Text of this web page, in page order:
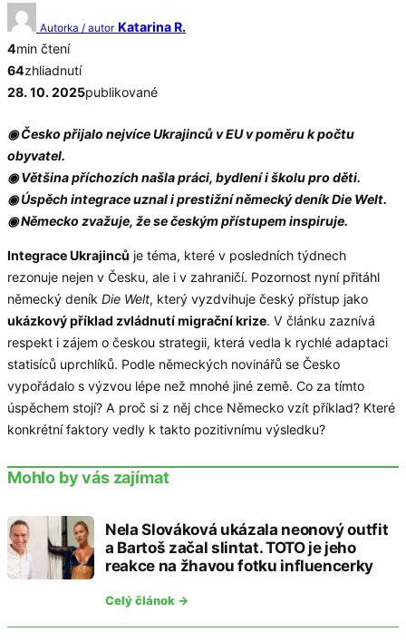
Autorka / autor Katarina R.
4min čtení
64zhliadnutí
28. 10. 2025publikované
◉ Česko přijalo nejvíce Ukrajinců v EU v poměru k počtu
obyvatel.
◉ Většina příchozích našla práci, bydlení i školu pro děti.
◉ Úspěch integrace uznal i prestižní německý deník Die Welt.
◉ Německo zvažuje, že se českým přístupem inspiruje.
Integrace Ukrajinců je téma, které v posledních týdnech
rezonuje nejen v Česku, ale i v zahraničí. Pozornost nyní přitáhl
německý deník Die Welt, který vyzdvihuje český přístup jako
ukázkový příklad zvládnutí migrační krize. V článku zaznívá
respekt i zájem o českou strategii, která vedla k rychlé adaptaci
statisíců uprchlíků. Podle německých novinářů se Česko
vypořádalo s výzvou lépe než mnohé jiné země. Co za tímto
úspěchem stojí? A proč si z něj chce Německo vzít příklad? Které
konkrétní faktory vedly k takto pozitivnímu výsledku?
Mohlo by vás zajímat
Nela Slováková ukázala neonový outfit
a Bartoš začal slintat. TOTO je jeho
reakce na žhavou fotku influencerky
Celý článok →